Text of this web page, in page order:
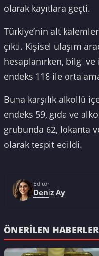
olarak kayıtlara geçti.
Türkiye’nin alt
çıktı. Kişisel ulaşım
hesaplanırken, bilgi
endeks 118 ile
Buna karşılık alkollü
endeks 59, gıda ve
grubunda 62, lokanta
olarak tespit edildi.
Editör
Deniz Ay
ÖNERILEN HABERLER